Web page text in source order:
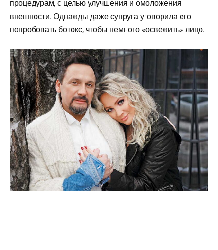
процедурам, с целью улучшения и омоложения
внешности. Однажды даже супруга уговорила его
попробовать ботокс, чтобы немного «освежить» лицо.